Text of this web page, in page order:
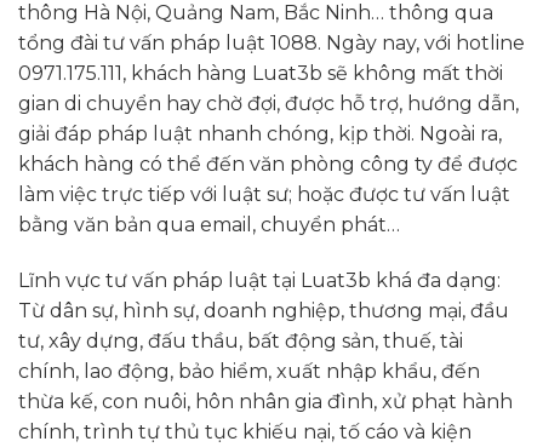
thông Hà Nội, Quảng Nam, Bắc Ninh… thông qua
tổng đài tư vấn pháp luật 1088. Ngày nay, với hotline
0971.175.111, khách hàng Luat3b sẽ không mất thời
gian di chuyển hay chờ đợi, được hỗ trợ, hướng dẫn,
giải đáp pháp luật nhanh chóng, kịp thời. Ngoài ra,
khách hàng có thể đến văn phòng công ty để được
làm việc trực tiếp với luật sư; hoặc được tư vấn luật
bằng văn bản qua email, chuyển phát…
Lĩnh vực tư vấn pháp luật tại Luat3b khá đa dạng:
Từ dân sự, hình sự, doanh nghiệp, thương mại, đầu
tư, xây dựng, đấu thầu, bất động sản, thuế, tài
chính, lao động, bảo hiểm, xuất nhập khẩu, đến
thừa kế, con nuôi, hôn nhân gia đình, xử phạt hành
chính, trình tự thủ tục khiếu nại, tố cáo và kiện